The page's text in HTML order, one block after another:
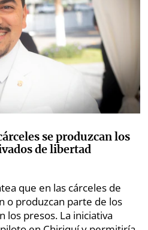
se produzcan los
de libertad
que en las cárceles de
o produzcan parte de los
los presos. La iniciativa